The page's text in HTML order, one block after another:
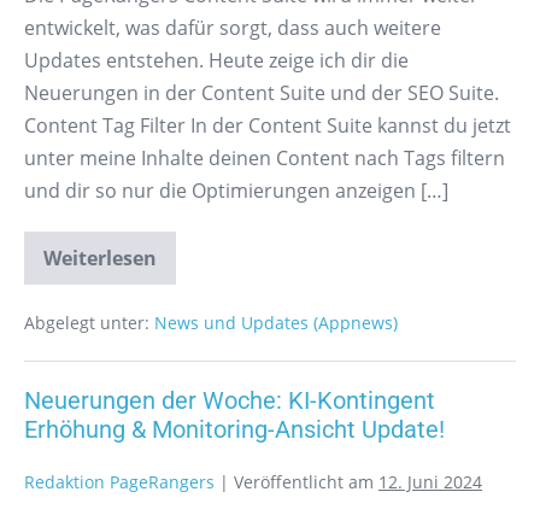
entwickelt, was dafür sorgt, dass auch weitere
Updates entstehen. Heute zeige ich dir die
Neuerungen in der Content Suite und der SEO Suite.
Content Tag Filter In der Content Suite kannst du jetzt
unter meine Inhalte deinen Content nach Tags filtern
und dir so nur die Optimierungen anzeigen […]
Weiterlesen
Abgelegt unter: News und Updates (Appnews)
Neuerungen der Woche: KI-Kontingent
Erhöhung & Monitoring-Ansicht Update!
Redaktion PageRangers | Veröffentlicht am 12. Juni 2024